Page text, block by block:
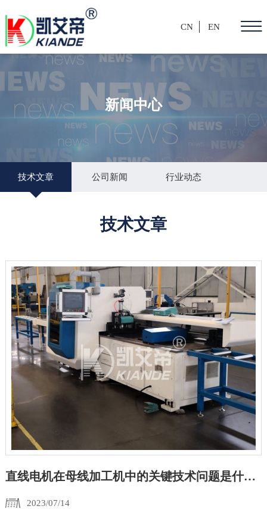
CN EN
新闻中心
技术文章 公司新闻 行业动态
技术文章
直线电机在母线加工机中的关键技术问题是什么？
2023/07/14